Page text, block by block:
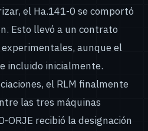
el Ha.141-0 se comportó
Esto llevó a un contrato
aunque el
incluido inicialmente.
el RLM finalmente
las tres máquinas
ORJE recibió la designación